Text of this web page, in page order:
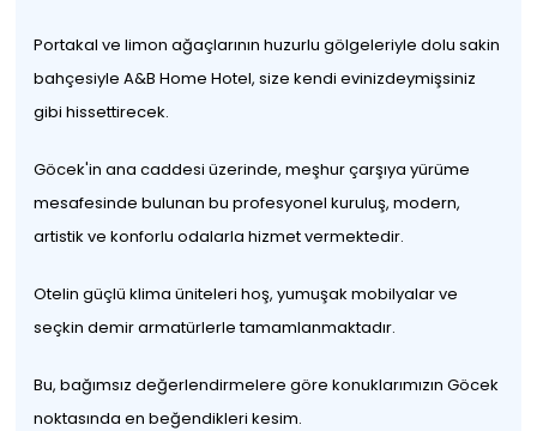
Portakal ve limon ağaçlarının huzurlu gölgeleriyle dolu sakin
bahçesiyle A&B Home Hotel, size kendi evinizdeymişsiniz
gibi hissettirecek.
Göcek'in ana caddesi üzerinde, meşhur çarşıya yürüme
mesafesinde bulunan bu profesyonel kuruluş, modern,
artistik ve konforlu odalarla hizmet vermektedir.
Otelin güçlü klima üniteleri hoş, yumuşak mobilyalar ve
seçkin demir armatürlerle tamamlanmaktadır.
Bu, bağımsız değerlendirmelere göre konuklarımızın Göcek
noktasında en beğendikleri kesim.